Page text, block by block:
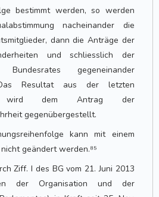
bestimmt werden, so werden
nacheinander die
dann die Anträge der
und schliesslich der
gegeneinander
Resultat aus der letzten
wird dem Antrag der
gegenübergestellt.
kann mit einem
geändert werden.⁸⁵
Ziff. I des BG vom 21. Juni 2013
der Organisation und der